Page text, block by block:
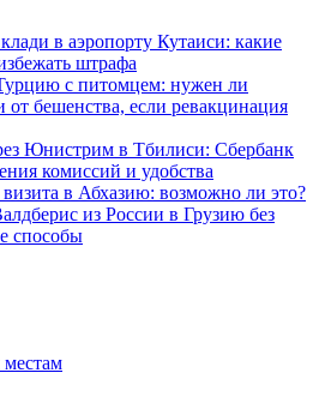
в аэропорту Кутаиси: какие
штрафа
с питомцем: нужен ли
бешенства, если ревакцинация
Юнистрим в Тбилиси: Сбербанк
комиссий и удобства
в Абхазию: возможно ли это?
из России в Грузию без
способы